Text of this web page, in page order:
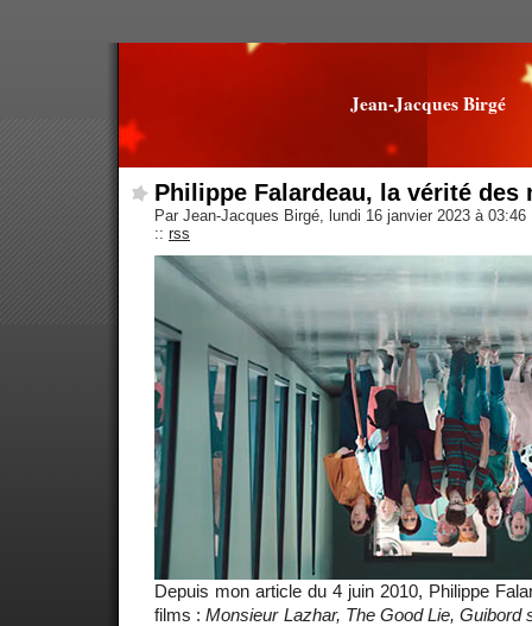
Jean-Jacques Birgé
Philippe Falardeau, la vérité des
Par Jean-Jacques Birgé, lundi 16 janvier 2023 à 03:46
:: rss
Depuis mon article du 4 juin 2010, Philippe
films :Monsieur Lazhar, The Good Lie, Guibord